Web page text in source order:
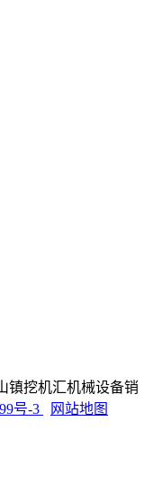
镇挖机汇机械设备销
号-3 网站地图